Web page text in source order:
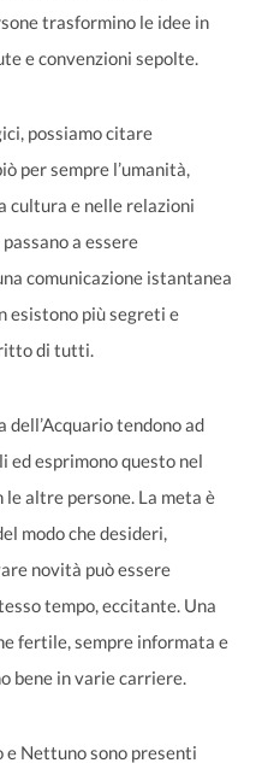
trasformino le idee in
e convenzioni sepolte.
possiamo citare
per sempre l’umanità,
cultura e nelle relazioni
a essere
comunicazione istantanea
esistono più segreti e
di tutti.
tendono ad
esprimono questo nel
altre persone. La meta è
modo che desideri,
novità può essere
tempo, eccitante. Una
fertile, sempre informata e
bene in varie carriere.
e Nettuno sono presenti